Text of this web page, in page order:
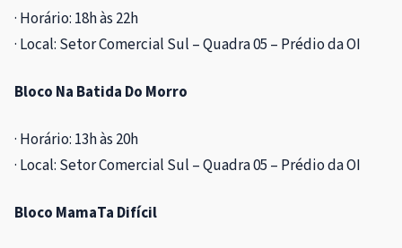
· Horário: 18h às 22h
· Local: Setor Comercial Sul – Quadra 05 – Prédio da OI
Bloco Na Batida Do Morro
· Horário: 13h às 20h
· Local: Setor Comercial Sul – Quadra 05 – Prédio da OI
Bloco MamaTa Difícil